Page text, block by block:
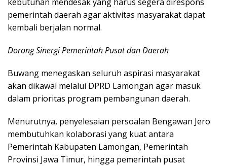
pemerintah daerah agar aktivitas masyarakat dapat
kembali berjalan normal.
Dorong Sinergi Pemerintah Pusat dan Daerah
Buwang menegaskan seluruh aspirasi masyarakat
akan dikawal melalui DPRD Lamongan agar masuk
dalam prioritas program pembangunan daerah.
Menurutnya, penyelesaian persoalan Bengawan Jero
membutuhkan kolaborasi yang kuat antara
Pemerintah Kabupaten Lamongan, Pemerintah
Provinsi Jawa Timur, hingga pemerintah pusat